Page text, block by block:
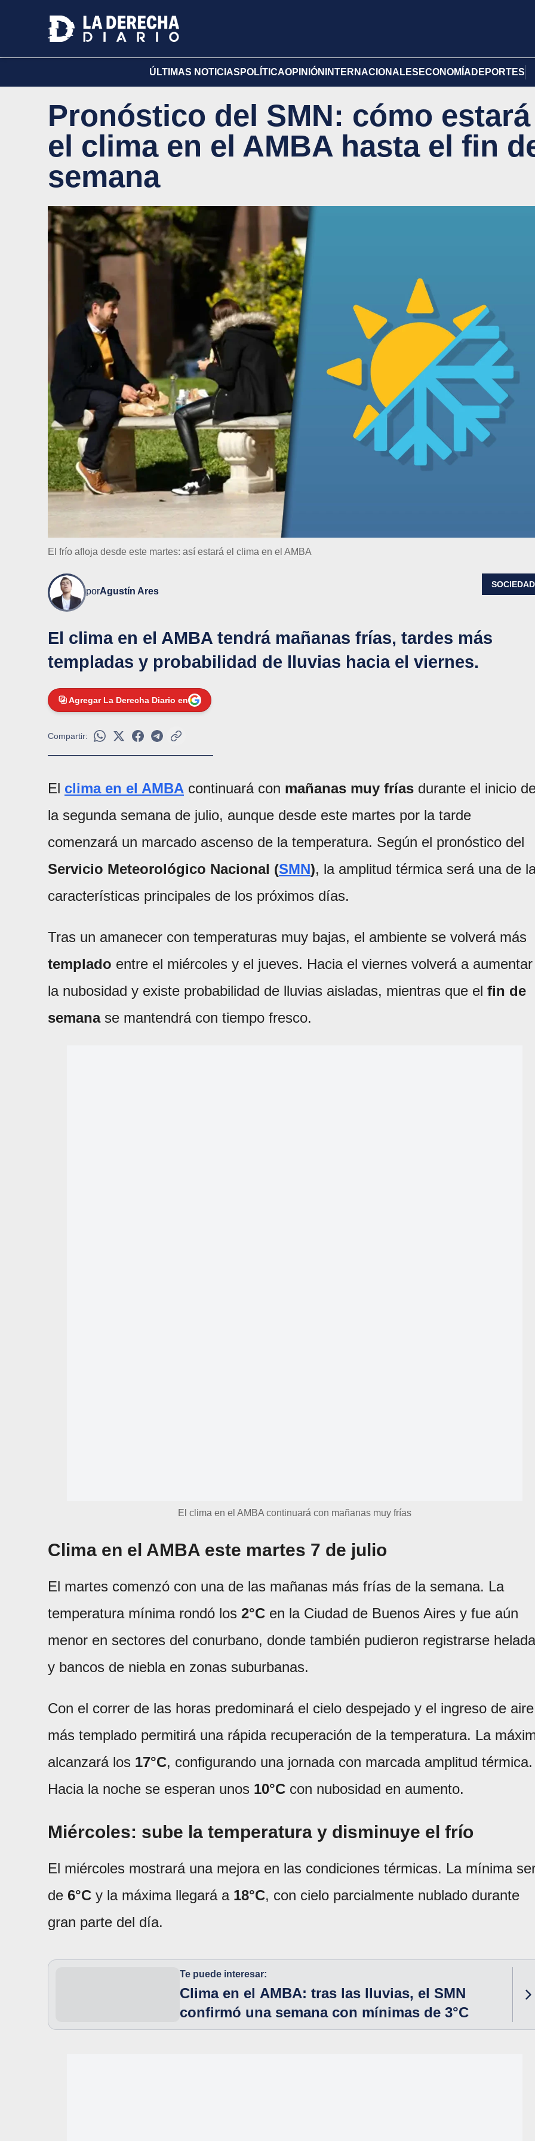
ÚLTIMAS NOTICIAS POLÍTICAOPINIÓN INTERNACIONALES ECONOMÍA DEPORTES
Pronóstico del SMN: cómo estará
el clima en el AMBA hasta el fin
semana
El frío afloja desde este martes: así estará el clima en el AMBA
porAgustín Ares
SOCIEDAD
El clima en el AMBA tendrá mañanas frías, tardes más
templadas y probabilidad de lluvias hacia el viernes.
Agregar La Derecha Diario en
Compartir:
El clima en el AMBA continuará con mañanas muy frías durante el inicio
la segunda semana de julio, aunque desde este martes por la tarde
comenzará un marcado ascenso de la temperatura. Según el pronóstico del
Servicio Meteorológico Nacional (SMN), la amplitud térmica será una de
características principales de los próximos días.
Tras un amanecer con temperaturas muy bajas, el ambiente se volverá más
templado entre el miércoles y el jueves. Hacia el viernes volverá a aumentar
la nubosidad y existe probabilidad de lluvias aisladas, mientras que el fin de
semanase mantendrá con tiempo fresco.
El clima en el AMBA continuará con mañanas muy frías
Clima en el AMBA este martes 7 de julio
El martes comenzó con una de las mañanas más frías de la semana. La
temperatura mínima rondó los 2°C en la Ciudad de Buenos Aires y fue aún
menor en sectores del conurbano, donde también pudieron registrarse
y bancos de niebla en zonas suburbanas.
Con el correr de las horas predominará el cielo despejado y el ingreso de aire
más templado permitirá una rápida recuperación de la temperatura. La
alcanzará los 17°C, configurando una jornada con marcada amplitud térmica.
Hacia la noche se esperan unos 10°C con nubosidad en aumento.
Miércoles: sube la temperatura y disminuye el frío
El miércoles mostrará una mejora en las condiciones térmicas. La mínima
de 6°C y la máxima llegará a 18°C, con cielo parcialmente nublado durante
gran parte del día.
Te puede interesar:
Clima en el AMBA: tras las lluvias, el SMN
confirmó una semana con mínimas de 3°C